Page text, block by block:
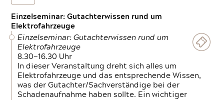
Einzelseminar: Gutachterwissen rund um
Elektrofahrzeuge
Einzelseminar: Gutachterwissen rund um
Elektrofahrzeuge
8.30—16.30 Uhr
In dieser Veranstaltung dreht sich alles um
Elektrofahrzeuge und das entsprechende Wissen,
was der Gutachter/Sachverständige bei der
Schadenaufnahme haben sollte. Ein wichtiger